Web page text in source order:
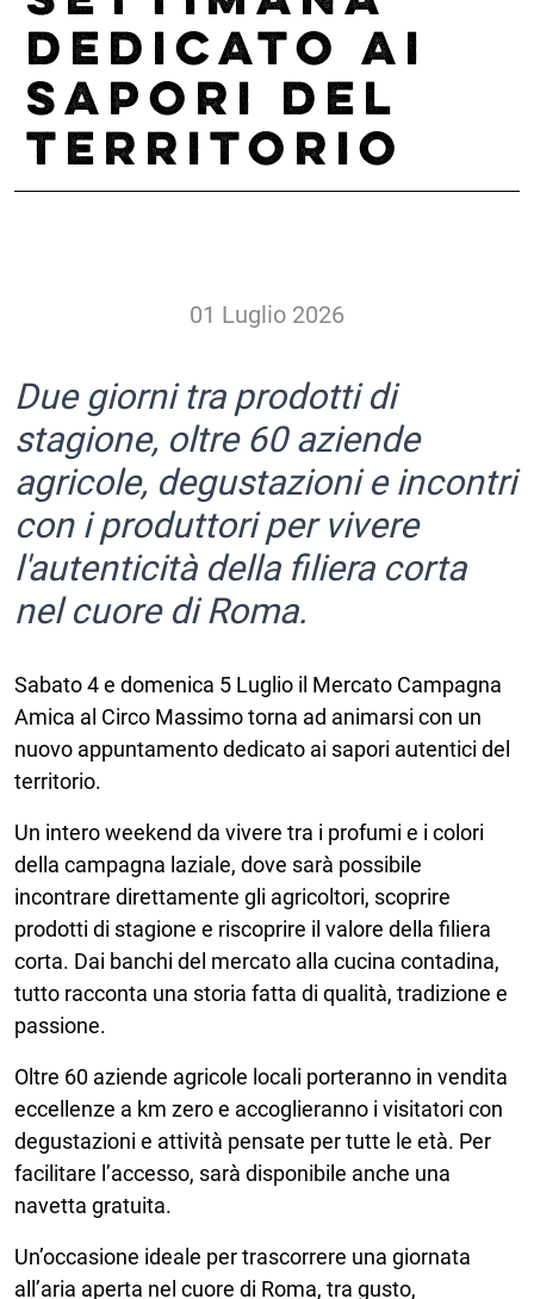
DEDICATO AI
SAPORI DEL
TERRITORIO
01 Luglio 2026
Due giorni tra prodotti di
stagione, oltre 60 aziende
agricole, degustazioni e incontri
con i produttori per vivere
l'autenticità della filiera corta
nel cuore di Roma.
Sabato 4 e domenica 5 Luglio il Mercato Campagna
Amica al Circo Massimo torna ad animarsi con un
nuovo appuntamento dedicato ai sapori autentici del
territorio.
Un intero weekend da vivere tra i profumi e i colori
della campagna laziale, dove sarà possibile
incontrare direttamente gli agricoltori, scoprire
prodotti di stagione e riscoprire il valore della filiera
corta. Dai banchi del mercato alla cucina contadina,
tutto racconta una storia fatta di qualità, tradizione e
passione.
Oltre 60 aziende agricole locali porteranno in vendita
eccellenze a km zero e accoglieranno i visitatori con
degustazioni e attività pensate per tutte le età. Per
facilitare l’accesso, sarà disponibile anche una
navetta gratuita.
Un’occasione ideale per trascorrere una giornata
all’aria aperta nel cuore di Roma, tra gusto,